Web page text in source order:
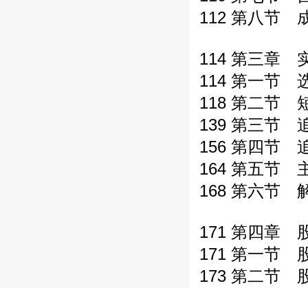
112 第八节
114 第三章
114 第一节
118 第二节
139 第三节
156 第四节
164 第五节
168 第六节
171 第四章
171 第一节
173 第二节